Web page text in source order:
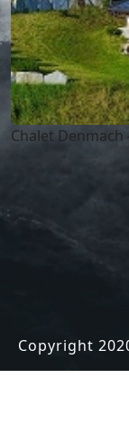
Chalet Denmach
Copyright